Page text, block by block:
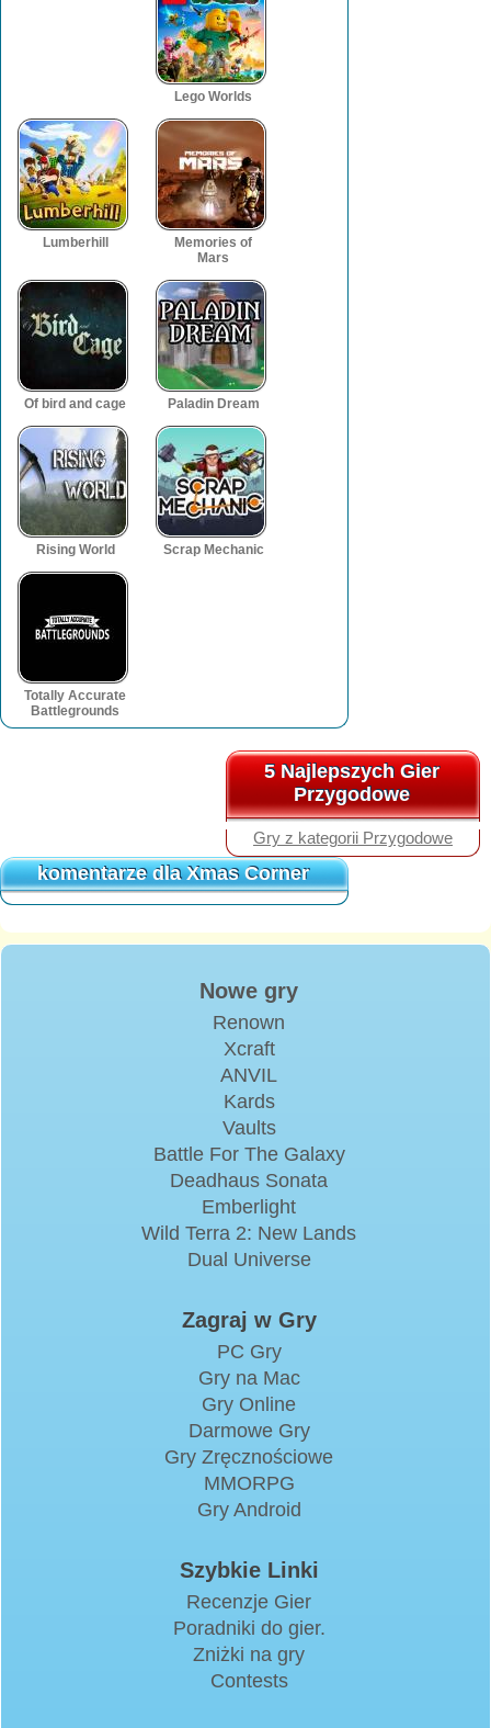
Lego Worlds
Lumberhill
Memories of
Mars
Of bird and cage Paladin Dream
Rising World Scrap Mechanic
Totally Accurate
Battlegrounds
5 Najlepszych Gier
5 Najlepszych Gier
Przygodowe
Przygodowe
Gry z kategorii Przygodowe
komentarze dla Xmas Corner
komentarze dla Xmas Corner
Nowe gry
Renown
Xcraft
ANVIL
Kards
Vaults
Battle For The Galaxy
Deadhaus Sonata
Emberlight
Wild Terra 2: New Lands
Dual Universe
Zagraj w Gry
PC Gry
Gry na Mac
Gry Online
Darmowe Gry
Gry Zręcznościowe
MMORPG
Gry Android
Szybkie Linki
Recenzje Gier
Poradniki do gier.
Zniżki na gry
Contests